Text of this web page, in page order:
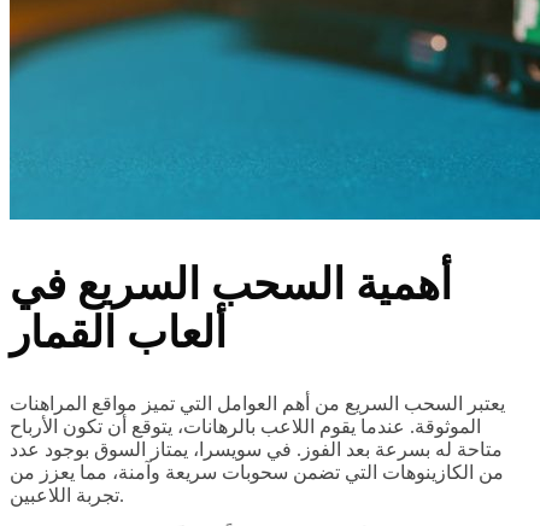
أهمية السحب السريع في
ألعاب القمار
يعتبر السحب السريع من أهم العوامل التي تميز مواقع المراهنات
الموثوقة. عندما يقوم اللاعب بالرهانات، يتوقع أن تكون الأرباح
متاحة له بسرعة بعد الفوز. في سويسرا، يمتاز السوق بوجود عدد
من الكازينوهات التي تضمن سحوبات سريعة وآمنة، مما يعزز من
تجربة اللاعبين.